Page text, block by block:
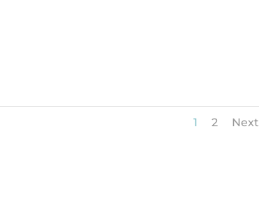
1 2 Next